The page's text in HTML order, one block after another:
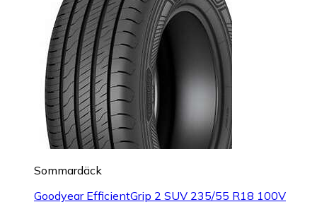
Sommardäck
Goodyear EfficientGrip 2 SUV 235/55 R18 100V